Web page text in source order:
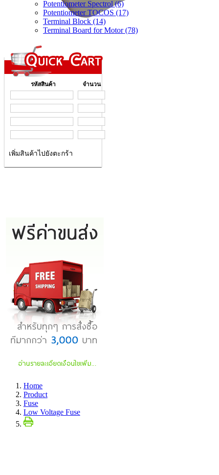
Potentiometer Spectrol (6)
Potentiometer TOCOS (17)
Terminal Block (14)
Terminal Board for Motor (78)
รหัสสินค้า จำนวน
เพิ่มสินค้าไปยังตะกร้า
Home
Product
Fuse
Low Voltage Fuse